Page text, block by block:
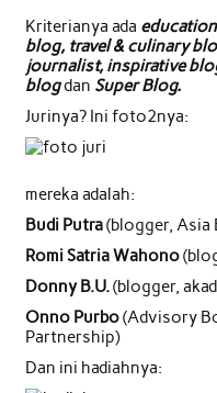
Kriterianya ada
blog, travel & culinary
journalist, inspirative
blogdan Super Blog.
Jurinya? Ini foto2nya:
mereka adalah:
Budi Putra(blogger, Asia
Romi Satria Wahono
Donny B.U.(blogger,
Onno Purbo(Advisory
Partnership)
Dan ini hadiahnya: